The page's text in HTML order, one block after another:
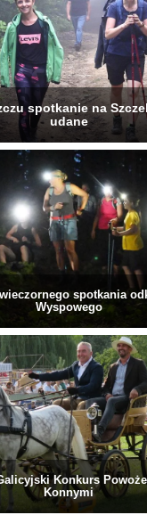
spotkanie na
udane
spotkania
Wyspowego
Konkurs
Konnymi